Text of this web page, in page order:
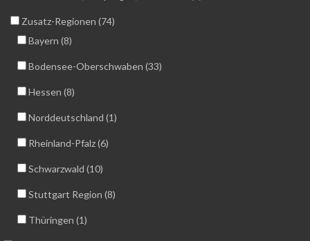
Zusatz-Regionen (74)
Bayern (8)
Bodensee-Oberschwaben (33)
Hessen (8)
Norddeutschland (1)
Rheinland-Pfalz (6)
Schwarzwald (10)
Stuttgart Region (8)
Thüringen (1)